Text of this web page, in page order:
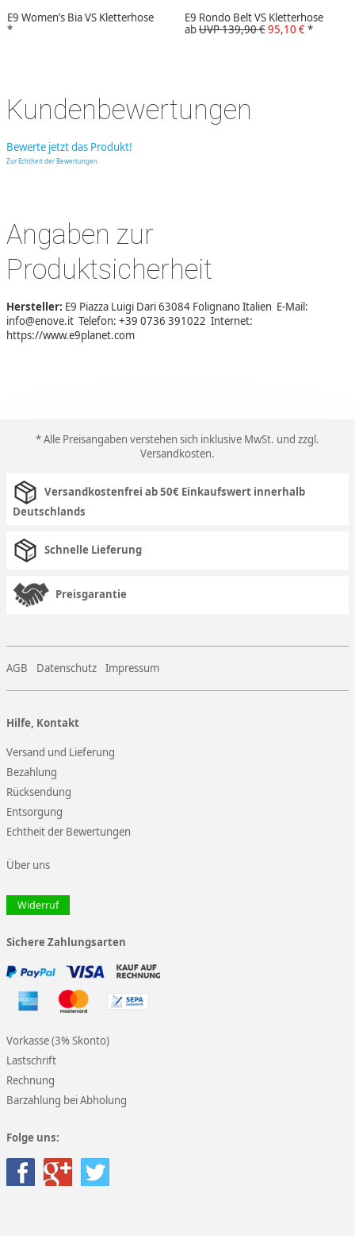
E9 Women’s Bia VS Kletterhose
*
E9 Rondo Belt VS Kletterhose
abUVP 139,90 €95,10 €*
Kundenbewertungen
Bewerte jetzt das Produkt!
Zur Echtheit der Bewertungen
Angaben zur
Produktsicherheit
Hersteller: E9 Piazza Luigi Dari 63084 Folignano Italien E-Mail:
info@enove.it Telefon: +39 0736 391022 Internet:
https://www.e9planet.com
* Alle Preisangaben verstehen sich inklusive MwSt. und zzgl.
Versandkosten.
Versandkostenfrei ab 50€ Einkaufswert innerhalb
Deutschlands
Schnelle Lieferung
Preisgarantie
AGB Datenschutz Impressum
Hilfe, Kontakt
Versand und Lieferung
Bezahlung
Rücksendung
Entsorgung
Echtheit der Bewertungen
Über uns
Widerruf
Sichere Zahlungsarten
Vorkasse (3% Skonto)
Lastschrift
Rechnung
Barzahlung bei Abholung
Folge uns: